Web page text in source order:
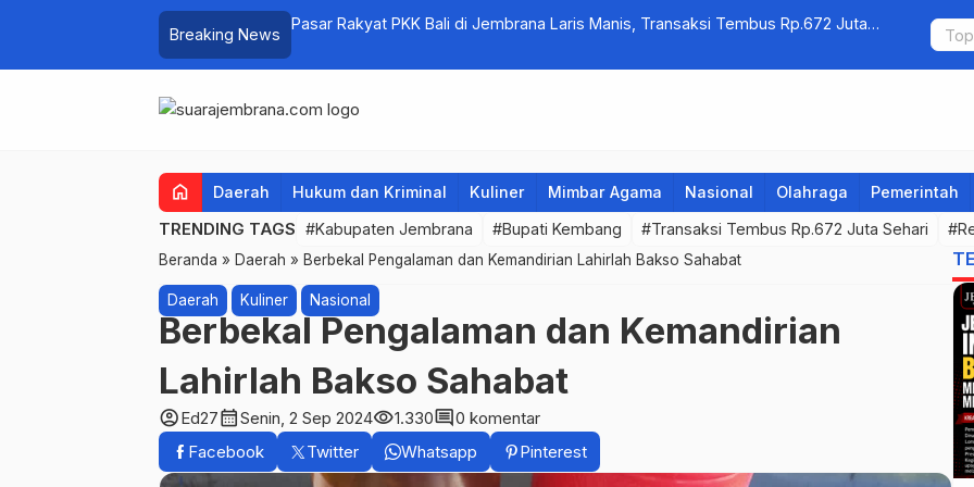
Breaking News
Pasar Rakyat PKK Bali di Jembrana Laris Manis, Transaksi Tembus Rp.672 Juta
Kelola
Warga Sri
home Daerah Hukum dan Kriminal Kuliner Mimbar Agama Nasional Olahraga Pemerintah
TRENDING TAGS #Kabupaten Jembrana #Bupati Kembang #Transaksi Tembus Rp.672 Juta Sehari
Beranda » Daerah » Berbekal Pengalaman dan Kemandirian Lahirlah Bakso Sahabat
Daerah Kuliner Nasional
Berbekal Pengalaman dan Kemandirian
Lahirlah Bakso Sahabat
account_circleEd27calendar_monthSenin, 2 Sep 2024visibility1.330comment0 komentar
Facebook
Twitter Whatsapp Pinterest